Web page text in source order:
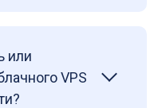
или
VPS